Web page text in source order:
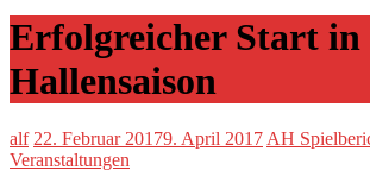
Erfolgreicher Start in
Hallensaison
alf 22. Februar 20179. April 2017 AH
Veranstaltungen